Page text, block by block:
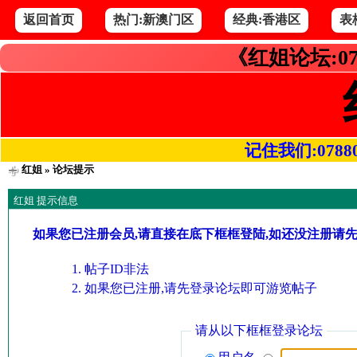
返回首页 热门:新澳门区 经典:香港区 表
《红姐论坛
记住我们
红姐» 论坛提示
红姐 提示信息
如果您已注册会员,请直接在底下框框登陆,如还没注册请
帖子ID非法
如果您已注册,请先登录论坛即可游览帖子
请从以下框框登录论坛